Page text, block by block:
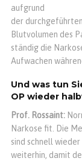
aufgrund
der
Blutvolumen des
ständig die
Aufwachen
Und was tun
OP wieder
Prof. Rossaint:
Narkose fit. Die
sind schnell
weiterhin, damit